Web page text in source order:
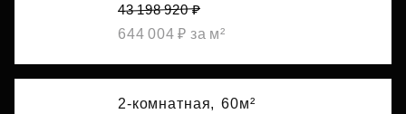
43 198 920 ₽
644 004 ₽ за м²
2-комнатная, 60м²